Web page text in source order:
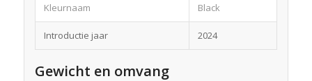
Kleurnaam Black
Introductie jaar 2024
Gewicht en omvang